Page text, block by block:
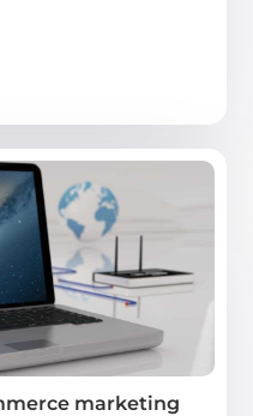
marketing